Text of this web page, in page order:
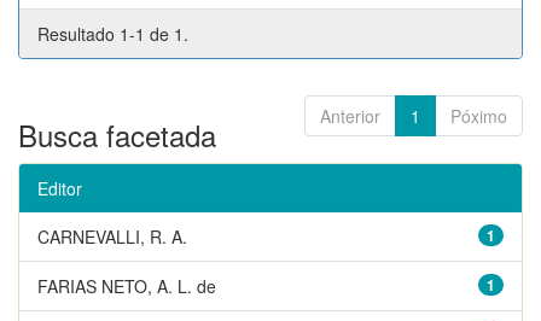
Resultado 1-1 de 1.
Anterior 1 Póximo
Busca facetada
Editor
1
CARNEVALLI, R. A.
1
FARIAS NETO, A. L. de